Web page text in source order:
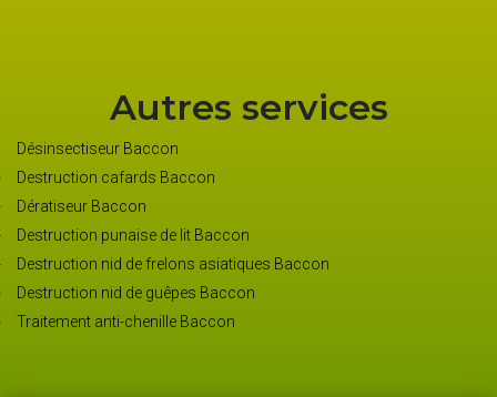
Autres services
Désinsectiseur Baccon
Destruction cafards Baccon
Dératiseur Baccon
Destruction punaise de lit Baccon
Destruction nid de frelons asiatiques Baccon
Destruction nid de guêpes Baccon
Traitement anti-chenille Baccon